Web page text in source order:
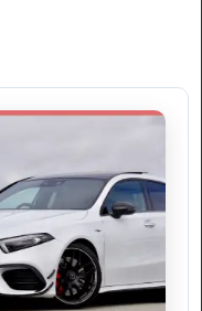
ليموزين
القاهرة
برج
العرب